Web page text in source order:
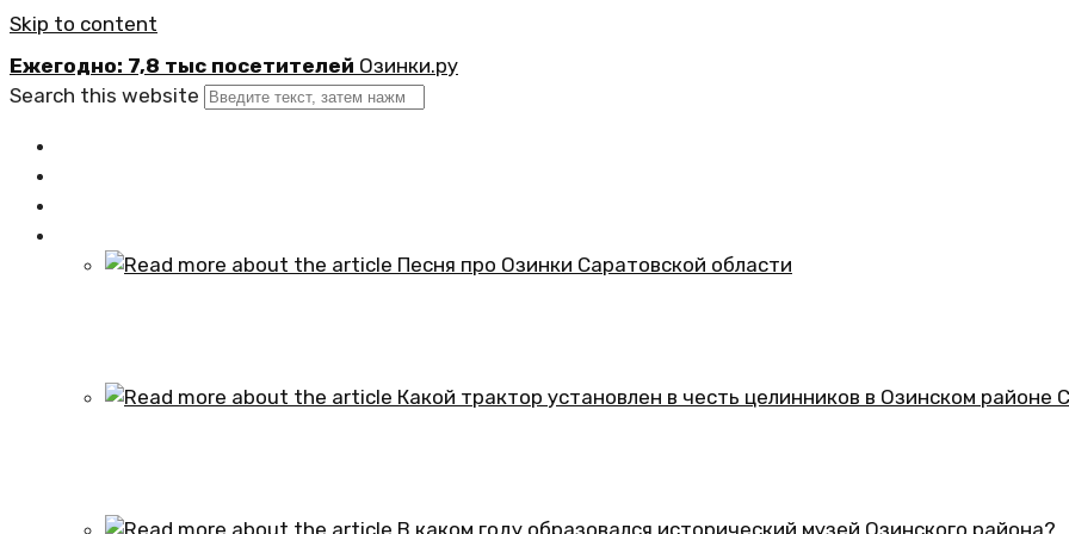
Skip to content
Ежегодно: 7,8 тыс посетителей Озинки.ру
Search this website